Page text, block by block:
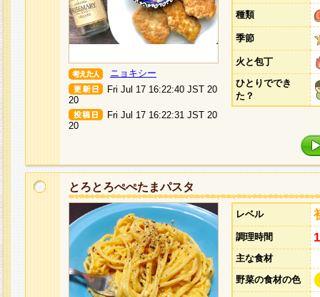
ニョキシー
Fri Jul 17 16:22:40 JST 20
20
Fri Jul 17 16:22:31 JST 20
20
種類
季節
火と包丁
ひとりででき
た？
とろとろぺぺたまパスタ
レベル
調理時間
主な食材
野菜の食材の色